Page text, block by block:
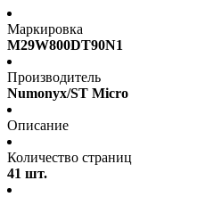
Маркировка
M29W800DT90N1
Производитель
Numonyx/ST Micro
Описание
Количество страниц
41 шт.